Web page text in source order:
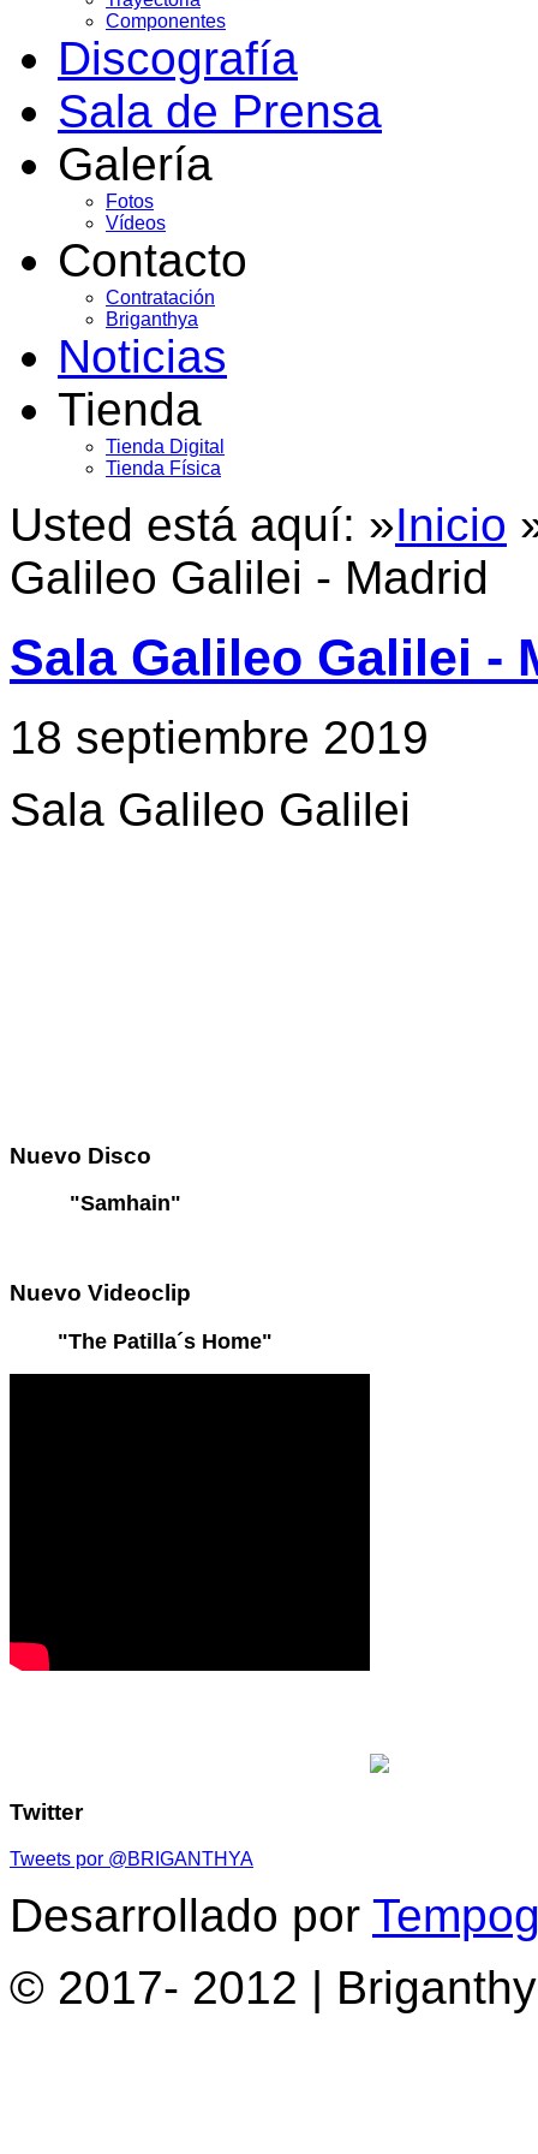
Componentes
Discografía
Sala de Prensa
Galería
Fotos
Vídeos
Contacto
Contratación
Briganthya
Noticias
Tienda
Tienda Digital
Tienda Física
Usted está aquí: »Inicio
Galileo Galilei - Madrid
Sala Galileo Galilei -
18 septiembre 2019
Sala Galileo Galilei
Nuevo Disco
"Samhain"
Nuevo Videoclip
"The Patilla´s Home"
Twitter
Tweets por @BRIGANTHYA
Desarrollado por
© 2017- 2012 |